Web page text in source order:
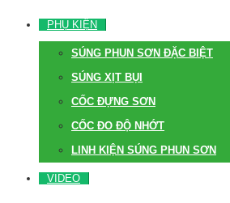
PHỤ KIỆN
SÚNG PHUN SƠN ĐẶC BIỆT
SÚNG XỊT BỤI
CỐC ĐỰNG SƠN
CỐC ĐO ĐỘ NHỚT
LINH KIỆN SÚNG PHUN SƠN
VIDEO